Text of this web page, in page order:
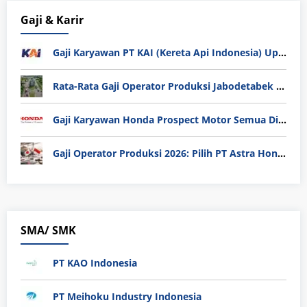
Gaji & Karir
Gaji Karyawan PT KAI (Kereta Api Indonesia) Update 2025
Rata-Rata Gaji Operator Produksi Jabodetabek 2025: Bedah Tuntas UMK, Lemburan, dan Realita Hidup Buruh
Gaji Karyawan Honda Prospect Motor Semua Divisi
Gaji Operator Produksi 2026: Pilih PT Astra Honda Motor (AHM) atau Manufaktur di Jepang?
SMA/ SMK
PT KAO Indonesia
PT Meihoku Industry Indonesia